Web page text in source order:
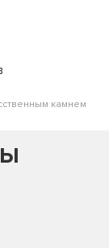
камнем